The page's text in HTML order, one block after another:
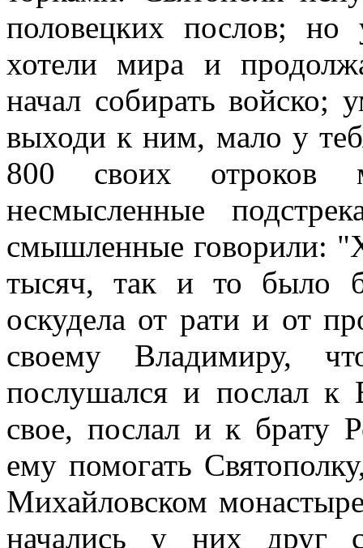
половецких послов;
хотели мира и
начал собирать
выходи к ним, мало у
800 своих отроков
несмысленные
смышленные говорили:
тысяч, так и то было
оскудела от рати и от
своему Владимиру,
послушался и послал к
свое, послал и к брату
ему помогать
Михайловском
начались у них друг